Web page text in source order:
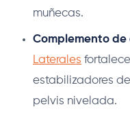
muñecas.
Complemento
Laterales
estabilizadores
pelvis nivelada.